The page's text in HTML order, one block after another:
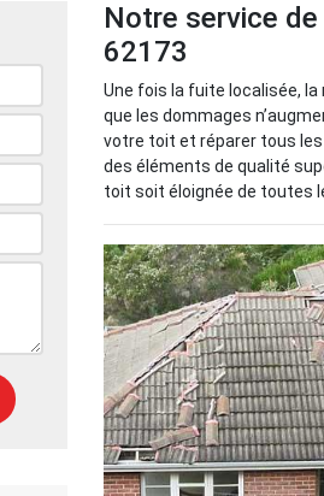
Notre service
62173
Une fois la fuite localisée,
que les dommages
votre toit et réparer tous
des éléments de qualité
toit soit éloignée de toutes